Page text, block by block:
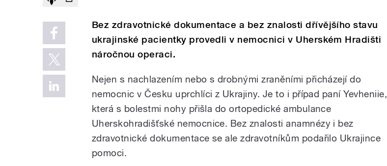
Bez zdravotnické dokumentace a bez znalosti dřívějšího stavu
ukrajinské pacientky provedli v nemocnici v Uherském Hradišti
náročnou operaci.
Nejen s nachlazením nebo s drobnými zraněními přicházejí do
nemocnic v Česku uprchlíci z Ukrajiny. Je to i případ paní Yevheniie,
která s bolestmi nohy přišla do ortopedické ambulance
Uherskohradišťské nemocnice. Bez znalosti anamnézy i bez
zdravotnické dokumentace se ale zdravotníkům podařilo Ukrajince
pomoci.